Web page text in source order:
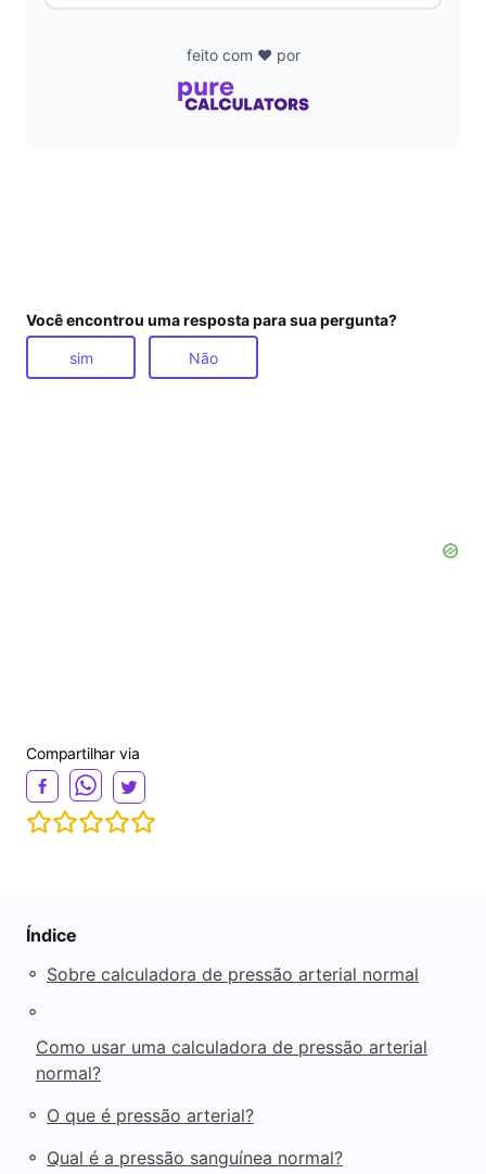
feito com ❤️ por
Você encontrou uma resposta para sua pergunta?
sim Não
Compartilhar via
Índice
◦ Sobre calculadora de pressão arterial normal
◦
Como usar uma calculadora de pressão arterial
normal?
◦ O que é pressão arterial?
◦ Qual é a pressão sanguínea normal?